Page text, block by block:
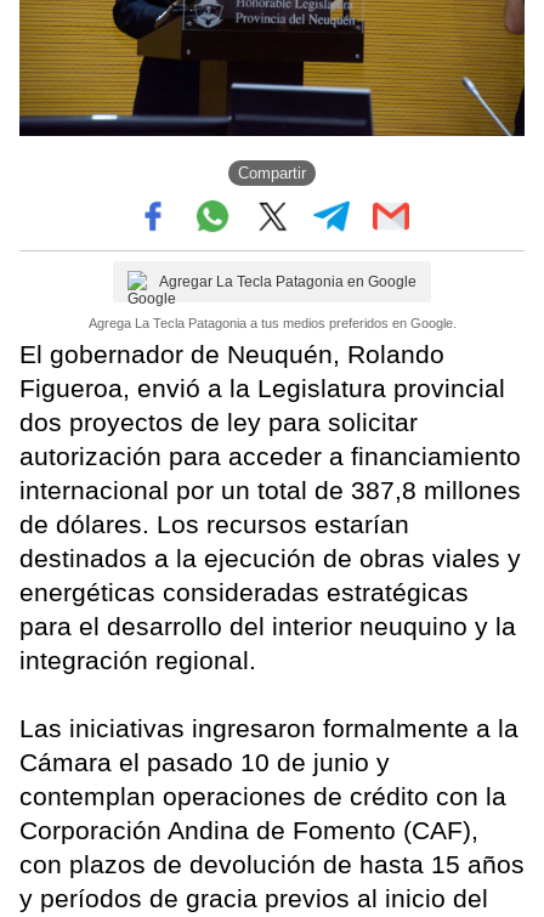
Compartir
Agregar La Tecla Patagonia en Google
Agrega La Tecla Patagonia a tus medios preferidos en Google.
El gobernador de Neuquén, Rolando
Figueroa, envió a la Legislatura provincial
dos proyectos de ley para solicitar
autorización para acceder a financiamiento
internacional por un total de 387,8 millones
de dólares. Los recursos estarían
destinados a la ejecución de obras viales y
energéticas consideradas estratégicas
para el desarrollo del interior neuquino y la
integración regional.
Las iniciativas ingresaron formalmente a la
Cámara el pasado 10 de junio y
contemplan operaciones de crédito con la
Corporación Andina de Fomento (CAF),
con plazos de devolución de hasta 15 años
y períodos de gracia previos al inicio del